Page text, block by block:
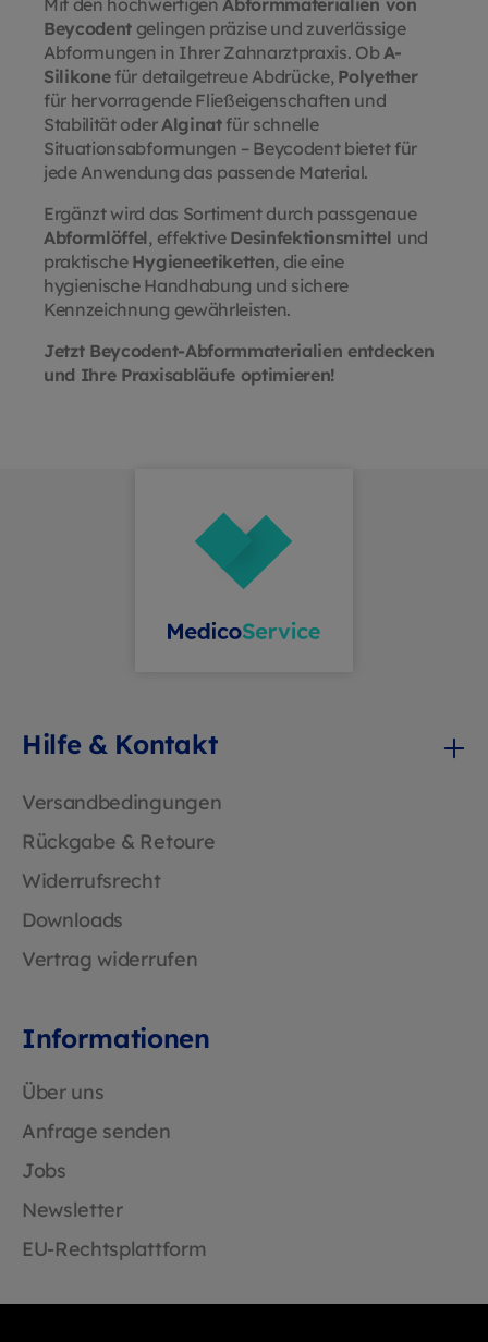
setzen, ohne dabei Kompromisse
bei der Qualität einzugehen. Die
Haupttasche ist durch einen
praktischen Gripverschluss einfach
und sicher zu verschließen.
Zusätzlich stehen drei
Beschriftungsstreifen für wichtige
Produktvorteile im Überblick:
Material: Biologisch abbaubares
PLA – umweltbewusst und stabil
Format: 180 × 225 mm – ausreichend
Raum für Standardaufträge Design:
Sichttasche für Begleitdokumente
Verschluss: Sicherer und leicht zu
Ihre nachhaltige, sichere und
professionelle Transportlösung –
überzeugen Sie sich selbst und
kostenfreies Muster
Mit den hochwertigenAbformmaterialien von
Beycodent gelingen präzise und zuverlässige
Abformungen in Ihrer Zahnarztpraxis. ObA-
Silikonefür detailgetreue Abdrücke, Polyether
für hervorragende Fließeigenschaften und
Stabilität oderAlginatfür schnelle
Situationsabformungen – Beycodent bietet für
jede Anwendung das passende Material.
Ergänzt wird das Sortiment durch passgenaue
Abformlöffel, effektive Desinfektionsmittel und
praktische Hygieneetiketten, die eine
hygienische Handhabung und sichere
Kennzeichnung gewährleisten.
Jetzt Beycodent-Abformmaterialien entdecken
und Ihre Praxisabläufe optimieren!
Hilfe & Kontakt
Versandbedingungen
Rückgabe & Retoure
Widerrufsrecht
Downloads
Vertrag widerrufen
Informationen
Über uns
Anfrage senden
Jobs
Newsletter
EU-Rechtsplattform